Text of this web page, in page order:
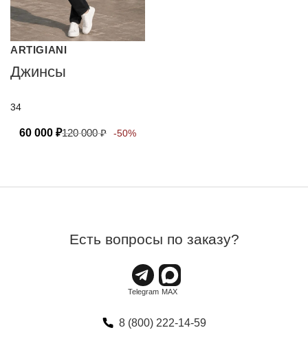
ARTIGIANI
Джинсы
34
60 000 ₽120 000₽ -50%
Есть вопросы по заказу?
8 (800) 222-14-59